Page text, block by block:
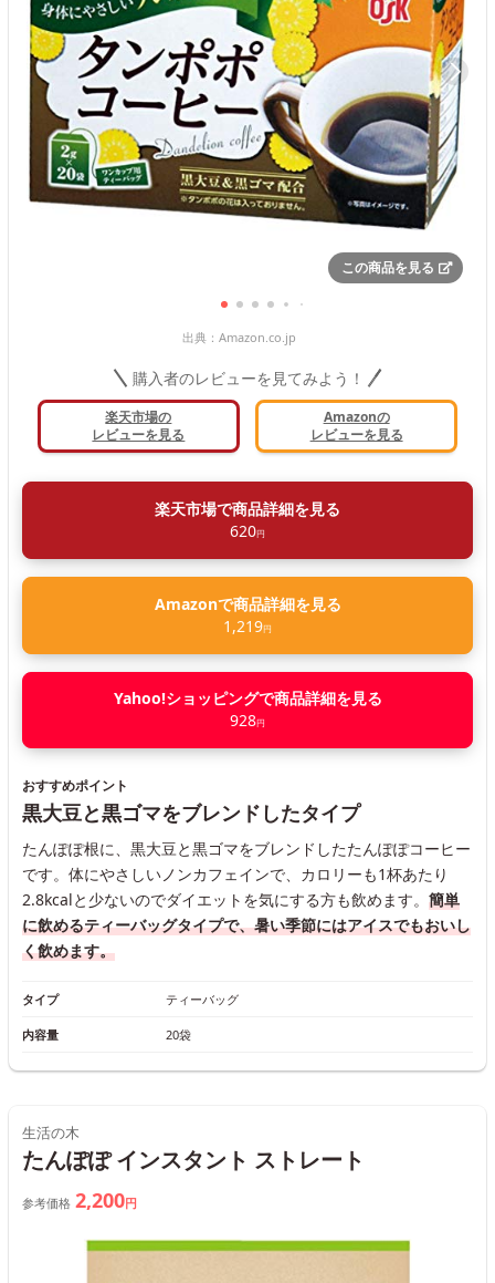
この商品を見る
出典： Amazon.co.jp
購入者のレビューを見てみよう！
楽天市場の
レビューを見る
Amazonの
レビューを見る
楽天市場で商品詳細を見る
620円
Amazonで商品詳細を見る
1,219円
Yahoo!ショッピングで商品詳細を見る
928円
おすすめポイント
黒大豆と黒ゴマをブレンドしたタイプ
たんぽぽ根に、黒大豆と黒ゴマをブレンドしたたんぽぽコーヒー
です。体にやさしいノンカフェインで、カロリーも1杯あたり
2.8kcalと少ないのでダイエットを気にする方も飲めます。 簡単
に飲めるティーバッグタイプで、暑い季節にはアイスでもおいし
く飲めます。
タイプ ティーバッグ
内容量 20袋
生活の木
たんぽぽ インスタント ストレート
参考価格 2,200円